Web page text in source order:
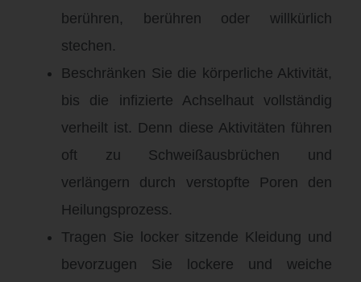
berühren, berühren oder willkürlich
stechen.
Beschränken Sie die körperliche Aktivität,
bis die infizierte Achselhaut vollständig
verheilt ist. Denn diese Aktivitäten führen
oft zu Schweißausbrüchen und
verlängern durch verstopfte Poren den
Heilungsprozess.
Tragen Sie locker sitzende Kleidung und
bevorzugen Sie lockere und weiche